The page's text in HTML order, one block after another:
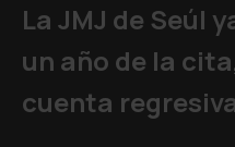
La JMJ de Seúl
un año de la
cuenta